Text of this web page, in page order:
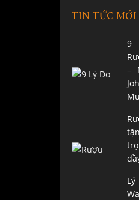
TIN TỨC MỚI
9
–